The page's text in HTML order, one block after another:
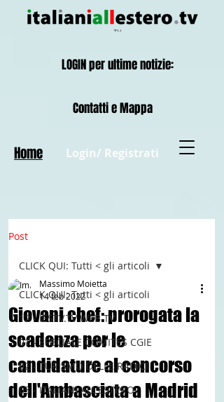
Login/ Registrati
Contatti e Mappa
Home
LOGIN per ultime notizie:
Post
CLICK QUI: Tutti < gli articoli
12 - IESTV.TV WEB TV
01 - SPECIALE COMITES CGIE
02 - TURISMO DELLE RADICI
03 - ITALIANI ALL'ESTERO
CLICK QUI: Tutti < gli articoli
Giovani chef: prorogata la
scadenza per le
candidature al concorso
dell'Ambasciata a Madrid
Massimo Moietta
14 feb 2022